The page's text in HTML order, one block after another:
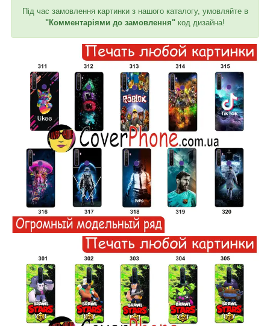
Під час замовлення картинки з нашого каталогу, умовляйте в
"Комментаріями до замовлення" код дизайна!